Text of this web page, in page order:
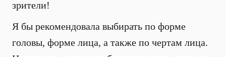
зрители!
Я бы рекомендовала выбирать по форме
головы, форме лица, а также по чертам лица.